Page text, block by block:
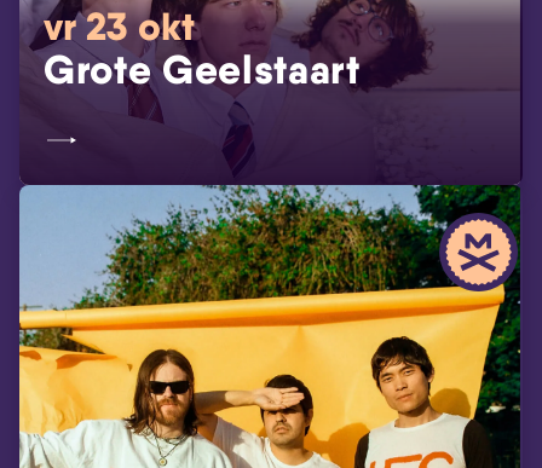
vr 23 okt
Grote Geelstaart